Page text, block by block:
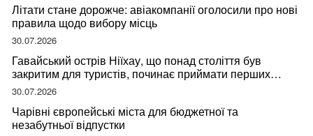
Літати стане дорожче: авіакомпанії оголосили про нові
правила щодо вибору місць
30.07.2026
Гавайський острів Ніїхау, що понад століття був
закритим для туристів, починає приймати перших
відвідувачів
30.07.2026
Чарівні європейські міста для бюджетної та
незабутньої відпустки